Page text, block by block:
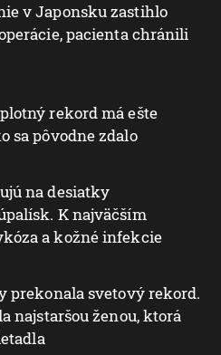
v Japonsku zastihlo
pacienta chránili
rekord má ešte
sa pôvodne zdalo
na desiatky
K najväčším
a kožné infekcie
prekonala svetový rekord.
najstaršou ženou, ktorá